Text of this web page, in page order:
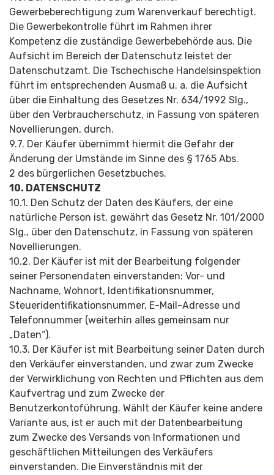
Gewerbeberechtigung zum Warenverkauf berechtigt.
Die Gewerbekontrolle führt im Rahmen ihrer
Kompetenz die zuständige Gewerbebehörde aus. Die
Aufsicht im Bereich der Datenschutz leistet der
Datenschutzamt. Die Tschechische Handelsinspektion
führt im entsprechenden Ausmaß u. a. die Aufsicht
über die Einhaltung des Gesetzes Nr. 634/1992 Slg.,
über den Verbraucherschutz, in Fassung von späteren
Novellierungen, durch.
9.7. Der Käufer übernimmt hiermit die Gefahr der
Änderung der Umstände im Sinne des § 1765 Abs.
2 des bürgerlichen Gesetzbuches.
10. DATENSCHUTZ
10.1. Den Schutz der Daten des Käufers, der eine
natürliche Person ist, gewährt das Gesetz Nr. 101/2000
Slg., über den Datenschutz, in Fassung von späteren
Novellierungen.
10.2. Der Käufer ist mit der Bearbeitung folgender
seiner Personendaten einverstanden: Vor- und
Nachname, Wohnort, Identifikation­snummer,
Steueridentifi­kationsnummer, E-Mail-Adresse und
Telefonnummer (weiterhin alles gemeinsam nur
„Daten“).
10.3. Der Käufer ist mit Bearbeitung seiner Daten durch
den Verkäufer einverstanden, und zwar zum Zwecke
der Verwirklichung von Rechten und Pflichten aus dem
Kaufvertrag und zum Zwecke der
Benutzerkontoführun­g. Wählt der Käufer keine andere
Variante aus, ist er auch mit der Datenbearbeitung
zum Zwecke des Versands von Informationen und
geschäftlichen Mitteilungen des Verkäufers
einverstanden. Die Einverständnis mit der